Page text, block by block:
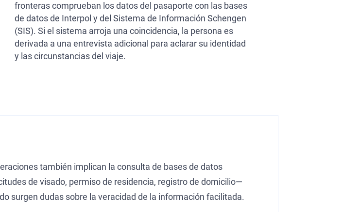
fronteras comprueban los datos del pasaporte con las bases
de datos de Interpol y del Sistema de Información Schengen
(SIS). Si el sistema arroja una coincidencia, la persona es
derivada a una entrevista adicional para aclarar su identidad
y las circunstancias del viaje.
también implican la consulta de bases de datos
de visado, permiso de residencia, registro de domicilio—
surgen dudas sobre la veracidad de la información facilitada.